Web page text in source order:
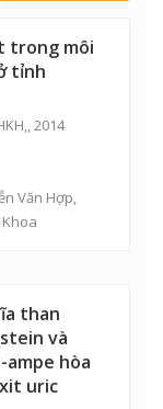
trong môi
tỉnh
2014
Văn Hợp,
than
và
hòa
uric